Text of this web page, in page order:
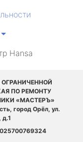
Hansa
ПО РЕМОНТУ
«МАСТЕРЪ»
город Орёл, ул.